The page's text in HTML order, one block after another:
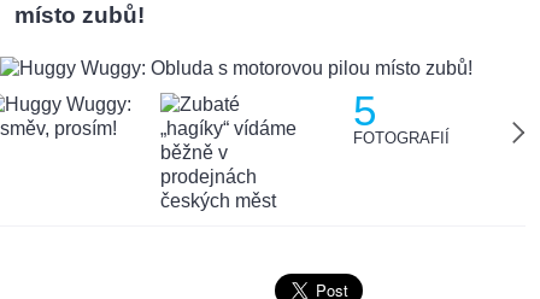
místo zubů!
5
FOTOGRAFIÍ